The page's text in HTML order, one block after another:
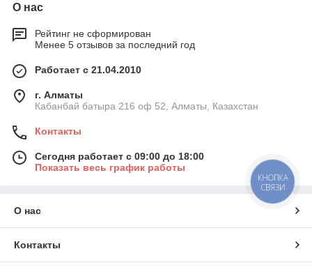
О нас
Рейтинг не сформирован
Менее 5 отзывов за последний год
Работает с 21.04.2010
г. Алматы
Кабанбай батыра 216 оф 52, Алматы, Казахстан
Контакты
Сегодня работает с 09:00 до 18:00
Показать весь график работы
О нас
Контакты
КНОПКА
СВЯЗИ